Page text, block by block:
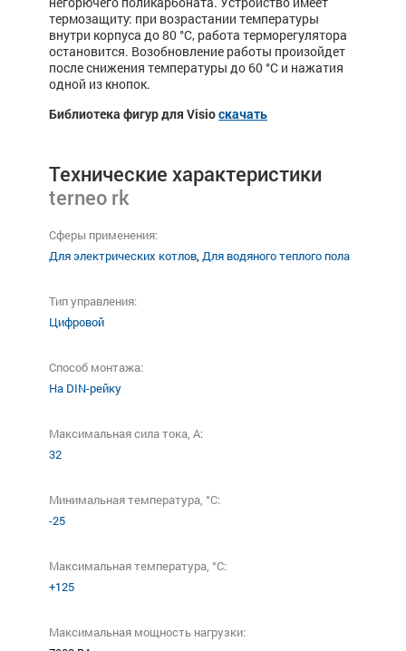
термозащиту: при возрастании температуры
внутри корпуса до 80 °С, работа терморегулятора
остановится. Возобновление работы произойдет
после снижения температуры до 60 °С и нажатия
одной из кнопок.
Библиотека фигур для Visioскачать
Технические характеристики
terneo rk
Сферы применения:
Для электрических котлов, Для водяного теплого пола
Тип управления:
Цифровой
Способ монтажа:
На DIN-рейку
Максимальная сила тока, A:
32
Минимальная температура, °C:
-25
Максимальная температура, °C:
+125
Максимальная мощность нагрузки: